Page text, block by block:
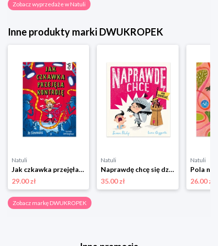
Zobacz wyprzedaże w Natuli
Inne produkty marki DWUKROPEK
Natuli
Jak czkawka przejęła kontrolę. To Się Czyta Dwukropek
29.00 zł
Natuli
Naprawdę chcę się dzielić Dwukropek
35.00 zł
Natuli
26.00 zł
Zobacz markę DWUKROPEK